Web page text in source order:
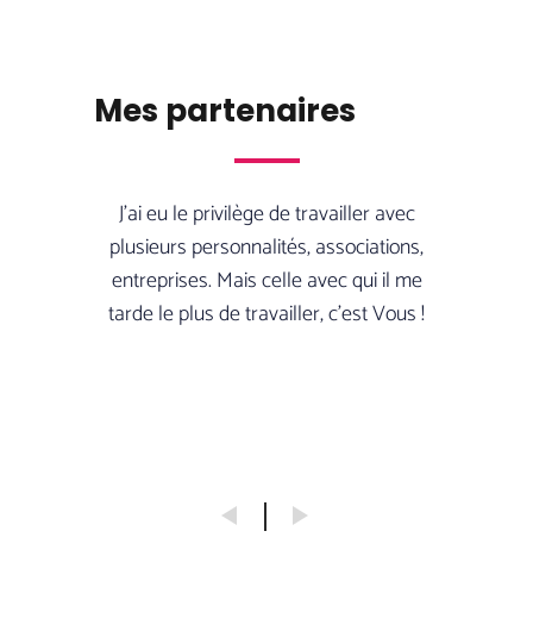
Mes partenaires
J’ai eu le privilège de travailler avec
plusieurs personnalités, associations,
entreprises. Mais celle avec qui il me
tarde le plus de travailler, c’est Vous !